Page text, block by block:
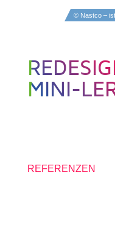
© Nastco –
MINI-
REFERENZEN